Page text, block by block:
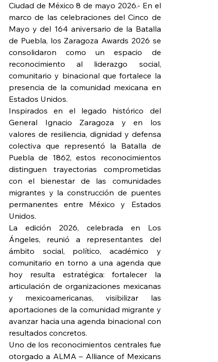
Ciudad de México 8 de mayo 2026.- En el
marco de las celebraciones del Cinco de
Mayo y del 164 aniversario de la Batalla
de Puebla, los Zaragoza Awards 2026 se
consolidaron como un espacio de
reconocimiento al liderazgo social,
comunitario y binacional que fortalece la
presencia de la comunidad mexicana en
Estados Unidos.
Inspirados en el legado histórico del
General Ignacio Zaragoza y en los
valores de resiliencia, dignidad y defensa
colectiva que representó la Batalla de
Puebla de 1862, estos reconocimientos
distinguen trayectorias comprometidas
con el bienestar de las comunidades
migrantes y la construcción de puentes
permanentes entre México y Estados
Unidos.
La edición 2026, celebrada en Los
Ángeles, reunió a representantes del
ámbito social, político, académico y
comunitario en torno a una agenda que
hoy resulta estratégica: fortalecer la
articulación de organizaciones mexicanas
y mexicoamericanas, visibilizar las
aportaciones de la comunidad migrante y
avanzar hacia una agenda binacional con
resultados concretos.
Uno de los reconocimientos centrales fue
otorgado a ALMA – Alliance of Mexicans